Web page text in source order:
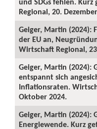
Regional, 20.
Geiger, Martin (2024):
der EU an,
Wirtschaft Regional,
Geiger, Martin (2024):
entspannt sich
Inflationsraten.
Oktober 2024.
Geiger, Martin (2024):
Energiewende. Kurz